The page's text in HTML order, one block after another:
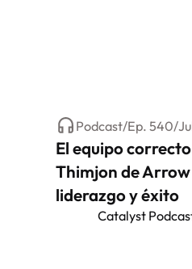
Podcast/Ep. 540/
El equipo
Thimjon de
liderazgo y éxito
Catalyst